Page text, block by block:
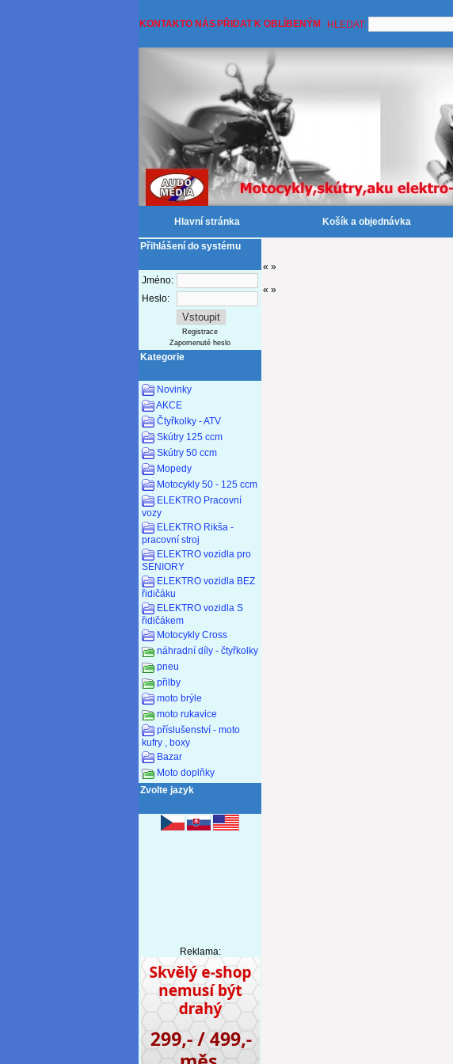
KONTAKTO NÁS PŘIDAT K OBLÍBENÝM HLEDAT:
Hlavní stránka Košík a objednávka
Přihlášení do systému
Jméno:
Heslo:
Registrace
Zapomenuté heslo
Kategorie
Novinky
AKCE
Čtyřkolky - ATV
Skútry 125 ccm
Skútry 50 ccm
Mopedy
Motocykly 50 - 125 ccm
ELEKTRO Pracovní
vozy
ELEKTRO Rikša -
pracovní stroj
ELEKTRO vozidla pro
SENIORY
ELEKTRO vozidla BEZ
řidičáku
ELEKTRO vozidla S
řidičákem
Motocykly Cross
náhradní díly - čtyřkolky
pneu
přilby
moto brýle
moto rukavice
příslušenství - moto
kufry , boxy
Bazar
Moto doplňky
Zvolte jazyk
Reklama:
« »
« »